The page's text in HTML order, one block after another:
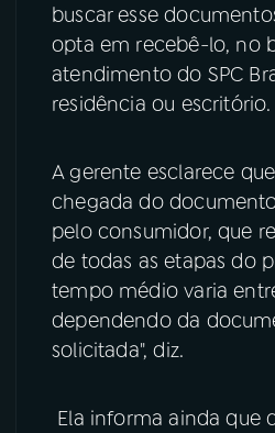
buscar esse
opta em recebê-lo, no
atendimento do SPC
residência ou escritório.
A gerente esclarece
chegada do
pelo consumidor, que
de todas as etapas do
tempo médio varia
dependendo da
solicitada", diz.
Ela informa ainda que